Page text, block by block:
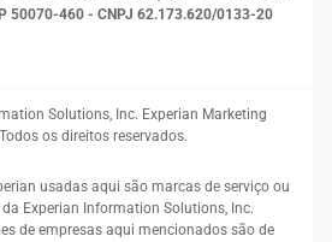
50070-460 - CNPJ 62.173.620/0133-20
Solutions, Inc. Experian Marketing
os direitos reservados.
usadas aqui são marcas de serviço ou
Experian Information Solutions, Inc.
de empresas aqui mencionados são de